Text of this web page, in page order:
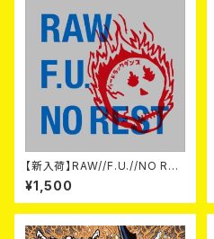
【新入荷】RAW//F.U.//NO RES
T / 3way split EP ハード ラッ
ク ダンス (CD)
¥1,500